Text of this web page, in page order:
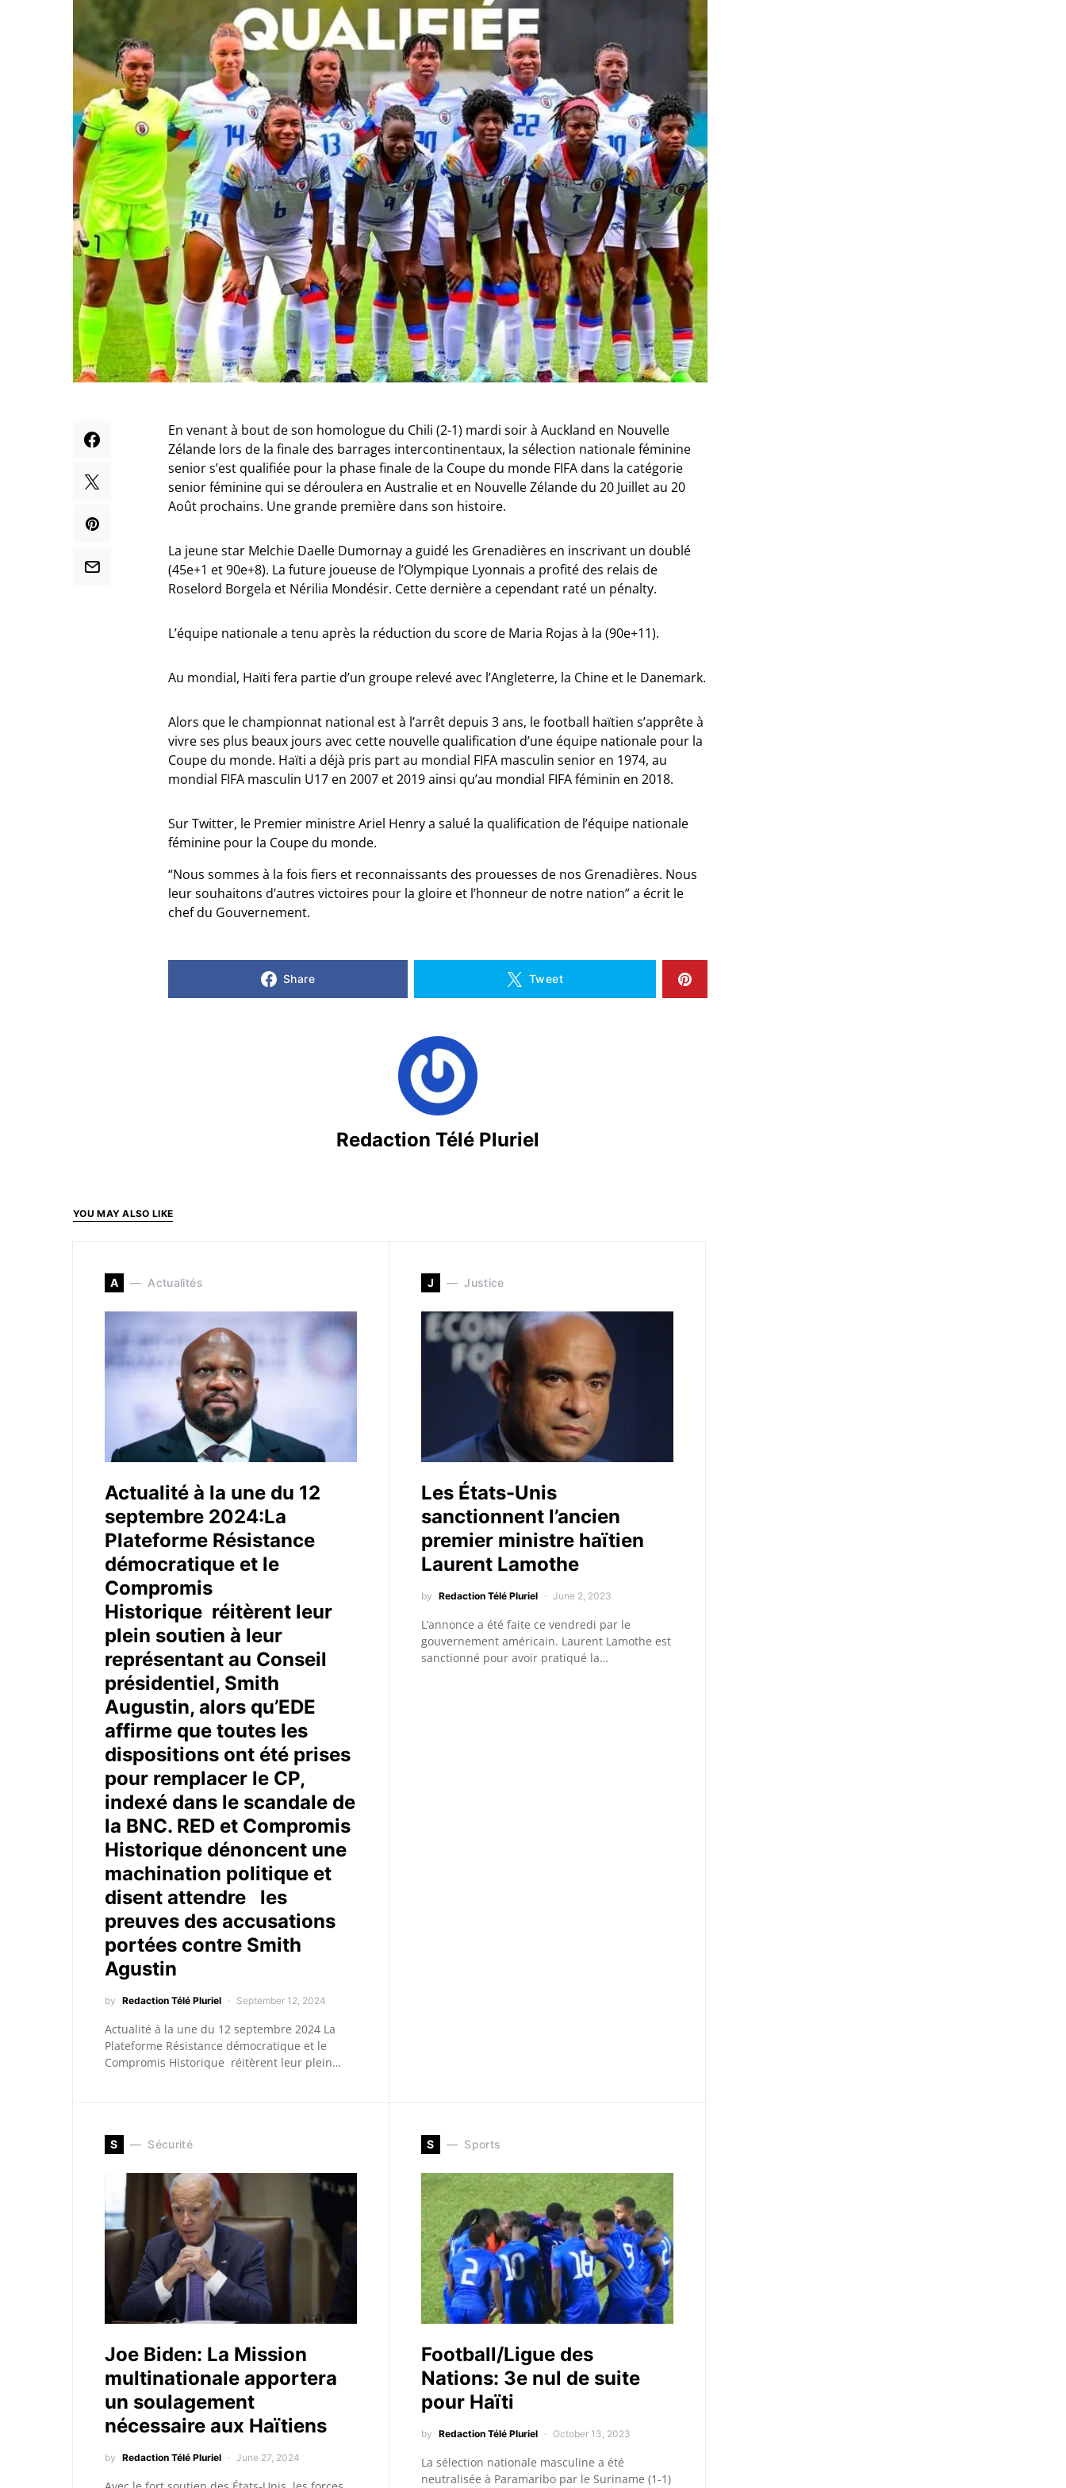
En venant à bout de son homologue du Chili (2-1) mardi soir à Auckland en Nouvelle
Zélande lors de la finale des barrages intercontinentaux, la sélection nationale féminine
senior s’est qualifiée pour la phase finale de la Coupe du monde FIFA dans la catégorie
senior féminine qui se déroulera en Australie et en Nouvelle Zélande du 20 Juillet au 20
Août prochains. Une grande première dans son histoire.
La jeune star Melchie Daelle Dumornay a guidé les Grenadières en inscrivant un doublé
(45e+1 et 90e+8). La future joueuse de l’Olympique Lyonnais a profité des relais de
Roselord Borgela et Nérilia Mondésir. Cette dernière a cependant raté un pénalty.
L’équipe nationale a tenu après la réduction du score de Maria Rojas à la (90e+11).
Au mondial, Haïti fera partie d’un groupe relevé avec l’Angleterre, la Chine et le Danemark.
Alors que le championnat national est à l’arrêt depuis 3 ans, le football haïtien s’apprête à
vivre ses plus beaux jours avec cette nouvelle qualification d’une équipe nationale pour la
Coupe du monde. Haïti a déjà pris part au mondial FIFA masculin senior en 1974, au
mondial FIFA masculin U17 en 2007 et 2019 ainsi qu’au mondial FIFA féminin en 2018.
Sur Twitter, le Premier ministre Ariel Henry a salué la qualification de l’équipe nationale
féminine pour la Coupe du monde.
“Nous sommes à la fois fiers et reconnaissants des prouesses de nos Grenadières. Nous
leur souhaitons d’autres victoires pour la gloire et l’honneur de notre nation” a écrit le
chef du Gouvernement.
Share Tweet
Redaction Télé Pluriel
YOU MAY ALSO LIKE
A Actualités
Actualité à la une du 12
septembre 2024:La
Plateforme Résistance
démocratique et le
Compromis
Historique réitèrent leur
plein soutien à leur
représentant au Conseil
présidentiel, Smith
Augustin, alors qu’EDE
affirme que toutes les
dispositions ont été prises
pour remplacer le CP,
indexé dans le scandale de
la BNC. RED et Compromis
Historique dénoncent une
machination politique et
disent attendre les
preuves des accusations
portées contre Smith
Agustin
by Redaction Télé Pluriel September 12, 2024
Actualité à la une du 12 septembre 2024 La
Plateforme Résistance démocratique et le
Compromis Historique réitèrent leur plein…
J Justice
Les États-Unis
sanctionnent l’ancien
premier ministre haïtien
Laurent Lamothe
by Redaction Télé Pluriel June 2, 2023
L’annonce a été faite ce vendredi par le
gouvernement américain. Laurent Lamothe est
sanctionné pour avoir pratiqué la…
S Sécurité
Joe Biden: La Mission
multinationale apportera
un soulagement
nécessaire aux Haïtiens
by Redaction Télé Pluriel June 27, 2024
S Sports
Football/Ligue des
Nations: 3e nul de suite
pour Haïti
by Redaction Télé Pluriel October 13, 2023
La sélection nationale masculine a été
neutralisée à Paramaribo par le Suriname (1-1)